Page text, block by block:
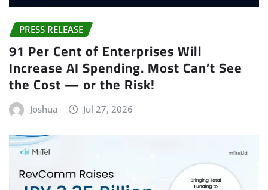
PRESS RELEASE
91 Per Cent of Enterprises Will
Increase AI Spending. Most Can’t See
the Cost — or the Risk!
Joshua Jul 27, 2026